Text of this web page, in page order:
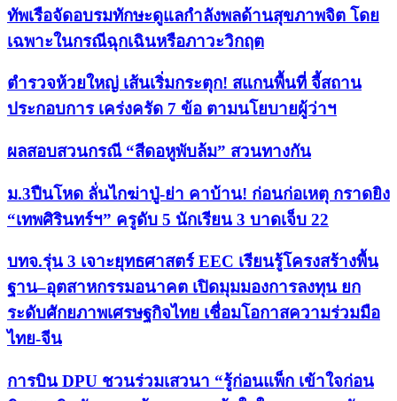
ทัพเรือจัดอบรมทักษะดูแลกำลังพลด้านสุขภาพจิต โดย
เฉพาะในกรณีฉุกเฉินหรือภาวะวิกฤต
ตำรวจห้วยใหญ่ เส้นเริ่มกระตุก! สแกนพื้นที่ จี้สถาน
ประกอบการ เคร่งครัด 7 ข้อ ตามนโยบายผู้ว่าฯ
ผลสอบสวนกรณี “สีดอหูพับล้ม” สวนทางกัน
ม.3ปืนโหด ลั่นไกฆ่าปู่-ย่า คาบ้าน! ก่อนก่อเหตุ กราดยิง
“เทพศิรินทร์ฯ” ครูดับ 5 นักเรียน 3 บาดเจ็บ 22
บทจ.รุ่น 3 เจาะยุทธศาสตร์ EEC เรียนรู้โครงสร้างพื้น
ฐาน–อุตสาหกรรมอนาคต เปิดมุมมองการลงทุน ยก
ระดับศักยภาพเศรษฐกิจไทย เชื่อมโอกาสความร่วมมือ
ไทย-จีน
การบิน DPU ชวนร่วมเสวนา “รู้ก่อนแพ็ก เข้าใจก่อน